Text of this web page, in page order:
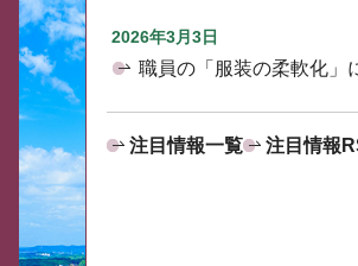
2026年3月3日
職員の「服装の柔軟化」
注目情報一覧 注目情報